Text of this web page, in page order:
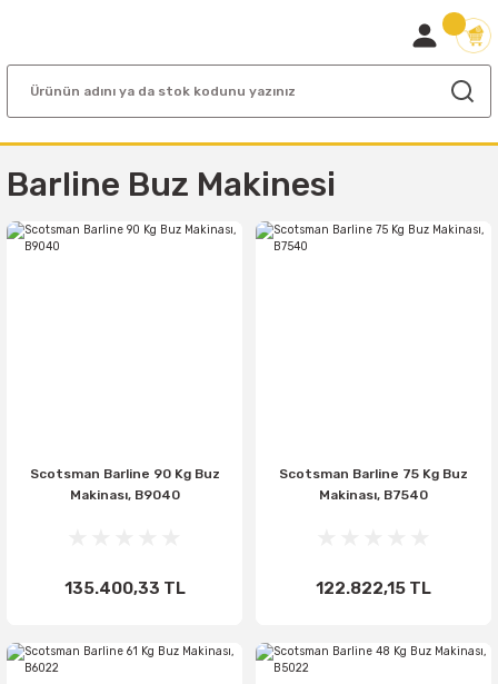
Barline Buz Makinesi
Scotsman Barline 90 Kg Buz
Makinası, B9040
135.400,33 TL
Scotsman Barline 75 Kg Buz
Makinası, B7540
122.822,15 TL